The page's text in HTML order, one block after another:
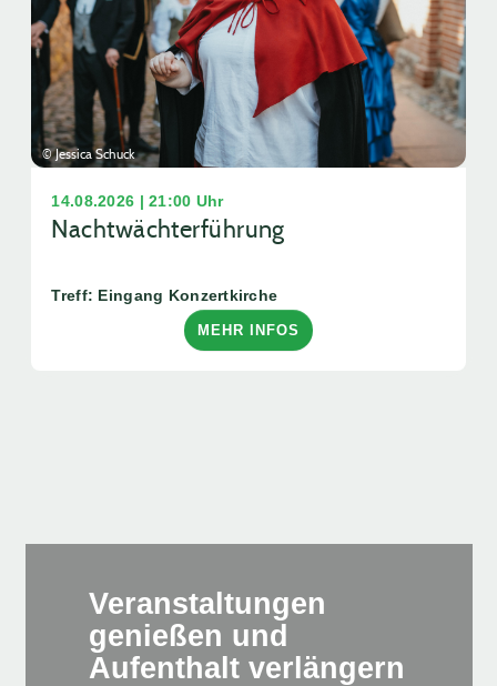
© Jessica Schuck
14.08.2026 | 21:00 Uhr
Nachtwächterführung
Treff: Eingang Konzertkirche
MEHR INFOS
Veranstaltungen
genießen und
Aufenthalt verlängern